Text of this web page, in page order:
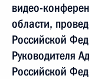
видео-
области,
Российской
Руководителя
Российской